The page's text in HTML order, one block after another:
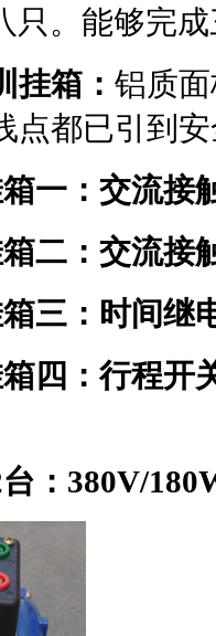
只。能够完
挂箱： 铝质
点都已引到
一：交流接
二：交流接
三：时间继
四：行程开
台： 380V/